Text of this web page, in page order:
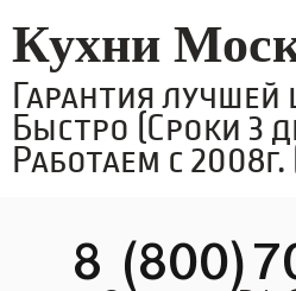
Кухни
Гарантия лучшей
Быстро (Сроки 3
Работаем с 2008г.
8